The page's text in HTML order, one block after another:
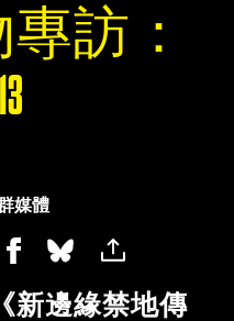
訪：
媒體
新邊緣禁地傳